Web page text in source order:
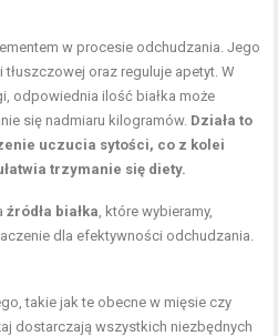
w procesie odchudzania. Jego
oraz reguluje apetyt. W
odpowiednia ilość białka może
się nadmiaru kilogramów. Działa to
uczucia sytości, co z kolei
trzymanie się diety.
źródła białka , które wybieramy,
dla efektywności odchudzania.
takie jak te obecne w mięsie czy
dostarczają wszystkich niezbędnych